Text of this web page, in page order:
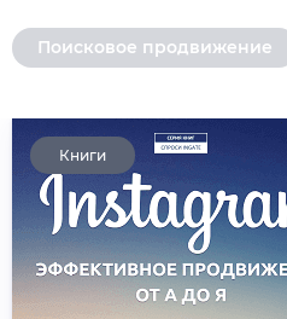
Поисковое продвижение
Книги